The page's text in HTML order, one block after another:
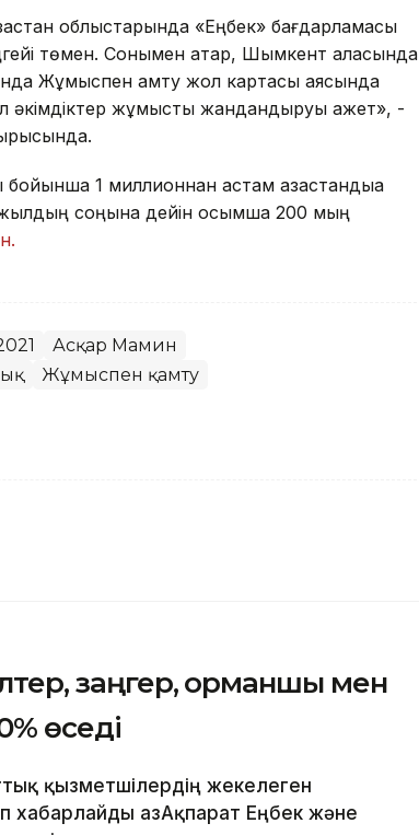
облыстарында «Еңбек» бағдарламасы
төмен. Сонымен қатар, Шымкент қаласында
Жұмыспен қамту жол картасы аясында
әкімдіктер жұмысты жандандыруы қажет», -
1 миллионнан астам қазақстандыққа
соңына дейін қосымша 200 мың
Асқар Мамин
Жұмыспен қамту
заңгер, орманшы мен
өседі
қызметшілердің жекелеген
ҚазАқпарат Еңбек және